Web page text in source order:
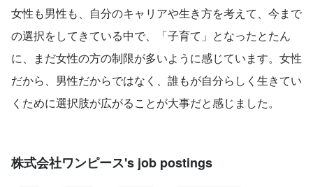
女性も男性も、自分のキャリアや生き方を考えて、今まで
の選択をしてきている中で、「子育て」となったとたん
に、まだ女性の方の制限が多いように感じています。女性
だから、男性だからではなく、誰もが自分らしく生きてい
くために選択肢が広がることが大事だと感じました。
株式会社ワンピース's job postings